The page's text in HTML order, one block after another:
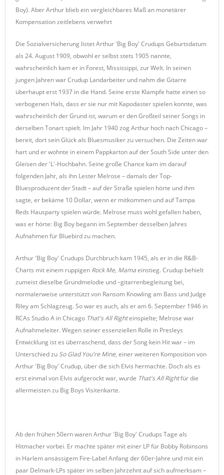
Boy). Aber Arthur blieb ein vergleichbares Maß an monetärer
Kompensation zeitlebens verwehrt
Die Sozialversicherung listet Arthur 'Big Boy' Crudups Geburtsdatum
als 24. August 1909, obwohl er selbst stets 1905 nannte,
wahrscheinlich kam er in Forest, Mississippi, zur Welt. In seinen
jungen Jahren war Crudup Landarbeiter und nahm die Gitarre
überhaupt erst 1937 in die Hand. Seine erste Klampfe hatte einen so
verbogenen Hals, dass er sie nur mit Kapodaster spielen konnte, was
wahrscheinlich der Grund ist, warum er den Großteil seiner Songs in
derselben Tonart spielt. Im Jahr 1940 zog Arthur hoch nach Chicago –
bereit, dort sein Glück als Bluesmusiker zu versuchen. Die Zeiten war
hart und er wohnte in einem Pappkarton auf der South Side unter den
Gleisen der 'L'-Hochbahn. Seine große Chance kam im darauf
folgenden Jahr, als ihn Lester Melrose – damals der Top-
Bluesproduzent der Stadt – auf der Straße spielen hörte und ihm
sagte, er bekäme 10 Dollar, wenn er mitkommen und auf Tampa
Reds Hausparty spielen würde. Melrose muss wohl gefallen haben,
was er hörte: Big Boy begann im September desselben Jahres
Aufnahmen für Bluebird zu machen.
Arthur 'Big Boy' Crudups Durchbruch kam 1945, als er in die R&B-
Charts mit einem ruppigen Rock Me, Mamaeinstieg. Crudup behielt
zumeist dieselbe Grundmelodie und –gitarren­beglei­tung bei,
normalerweise unterstützt von Ransom Knowling am Bass und Judge
Riley am Schlagzeug. So war es auch, als er am 6. September 1946 in
RCAs Studio A in Chicago That's All Righteinspielte; Melrose war
Aufnahmeleiter. Wegen seiner essenziellen Rolle in Presleys
Entwicklung ist es überraschend, dass der Song kein Hit war – im
Unterschied zu So Glad You're Mine, einer weiteren Komposition von
Arthur 'Big Boy' Crudup, über die sich Elvis hermachte. Doch als es
erst einmal von Elvis aufgerockt war, wurde That's All Rightfür die
allermeisten zu Big Boys Visitenkarte.
Ab den frühen 50ern waren Arthur 'Big Boy' Crudups Tage als
Hitmacher vorbei. Er machte später mit einer LP für Bobby Robinsons
in Harlem ansässigem Fire-Label Anfang der 60er-Jahre und mit ein
paar Delmark-LPs später im selben Jahrzehnt auf sich aufmerksam –